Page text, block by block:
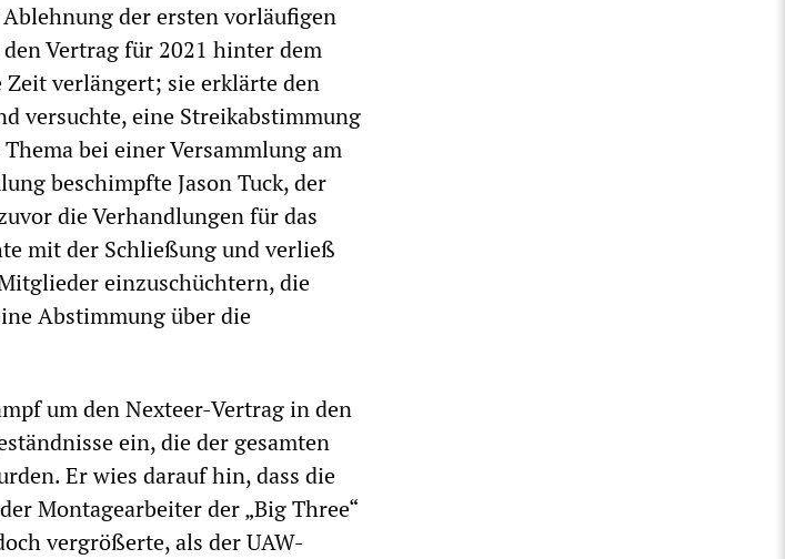
der ersten vorläufigen
Vertrag für 2021 hinter dem
verlängert; sie erklärte den
versuchte, eine Streikabstimmung
bei einer Versammlung am
beschimpfte Jason Tuck, der
die Verhandlungen für das
mit der Schließung und verließ
einzuschüchtern, die
Abstimmung über die
um den Nexteer-Vertrag in den
ein, die der gesamten
Er wies darauf hin, dass die
Montagearbeiter der „Big Three“
vergrößerte, als der UAW-